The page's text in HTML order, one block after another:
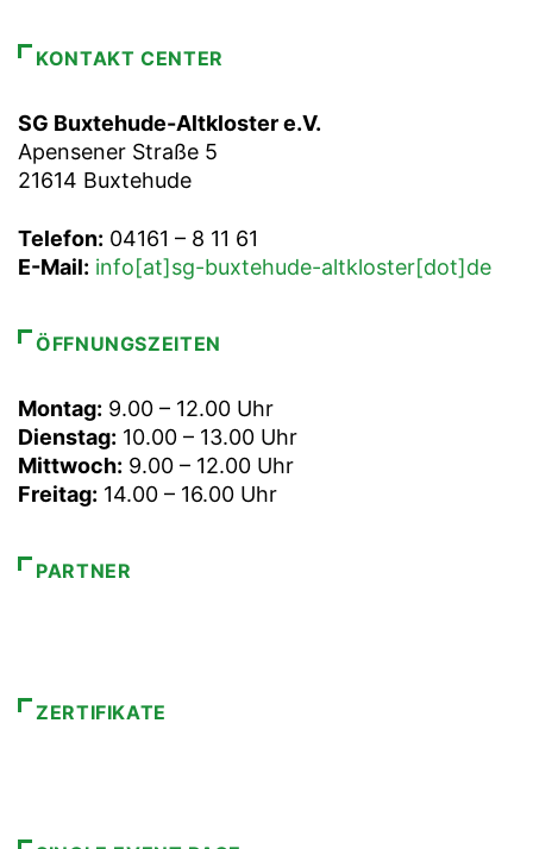
KONTAKT CENTER
SG Buxtehude-Altkloster e.V.
Apensener Straße 5
21614 Buxtehude
Telefon: 04161 – 8 11 61
E-Mail: info[at]sg-buxtehude-altkloster[dot]de
ÖFFNUNGSZEITEN
Montag: 9.00 – 12.00 Uhr
Dienstag: 10.00 – 13.00 Uhr
Mittwoch: 9.00 – 12.00 Uhr
Freitag: 14.00 – 16.00 Uhr
PARTNER
ZERTIFIKATE